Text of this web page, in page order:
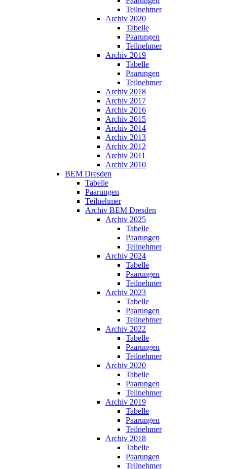
Teilnehmer
Archiv 2020
Tabelle
Paarungen
Teilnehmer
Archiv 2019
Tabelle
Paarungen
Teilnehmer
Archiv 2018
Archiv 2017
Archiv 2016
Archiv 2015
Archiv 2014
Archiv 2013
Archiv 2012
Archiv 2011
Archiv 2010
BEM Dresden
Tabelle
Paarungen
Teilnehmer
Archiv BEM Dresden
Archiv 2025
Tabelle
Paarungen
Teilnehmer
Archiv 2024
Tabelle
Paarungen
Teilnehmer
Archiv 2023
Tabelle
Paarungen
Teilnehmer
Archiv 2022
Tabelle
Paarungen
Teilnehmer
Archiv 2020
Tabelle
Paarungen
Teilnehmer
Archiv 2019
Tabelle
Paarungen
Teilnehmer
Archiv 2018
Tabelle
Paarungen
Teilnehmer